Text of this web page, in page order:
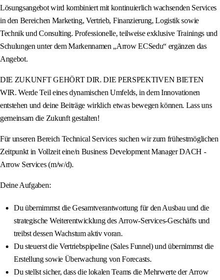
Lösungsangebot wird kombiniert mit kontinuierlich wachsenden Services
in den Bereichen Marketing, Vertrieb, Finanzierung, Logistik sowie
Technik und Consulting. Professionelle, teilweise exklusive Trainings und
Schulungen unter dem Markennamen „Arrow ECSedu“ ergänzen das
Angebot.
DIE ZUKUNFT GEHÖRT DIR. DIE PERSPEKTIVEN BIETEN
WIR. Werde Teil eines dynamischen Umfelds, in dem Innovationen
entstehen und deine Beiträge wirklich etwas bewegen können. Lass uns
gemeinsam die Zukunft gestalten!
Für unseren Bereich Technical Services suchen wir zum frühestmöglichen
Zeitpunkt in Vollzeit eine/n Business Development Manager DACH -
Arrow Services (m/w/d).
Deine Aufgaben:
Du übernimmst die Gesamtverantwortung für den Ausbau und die
strategische Weiterentwicklung des Arrow-Services-Geschäfts und
treibst dessen Wachstum aktiv voran.
Du steuerst die Vertriebspipeline (Sales Funnel) und übernimmst die
Erstellung sowie Überwachung von Forecasts.
Du stellst sicher, dass die lokalen Teams die Mehrwerte der Arrow